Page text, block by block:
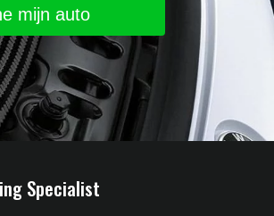
mijn auto
Specialist